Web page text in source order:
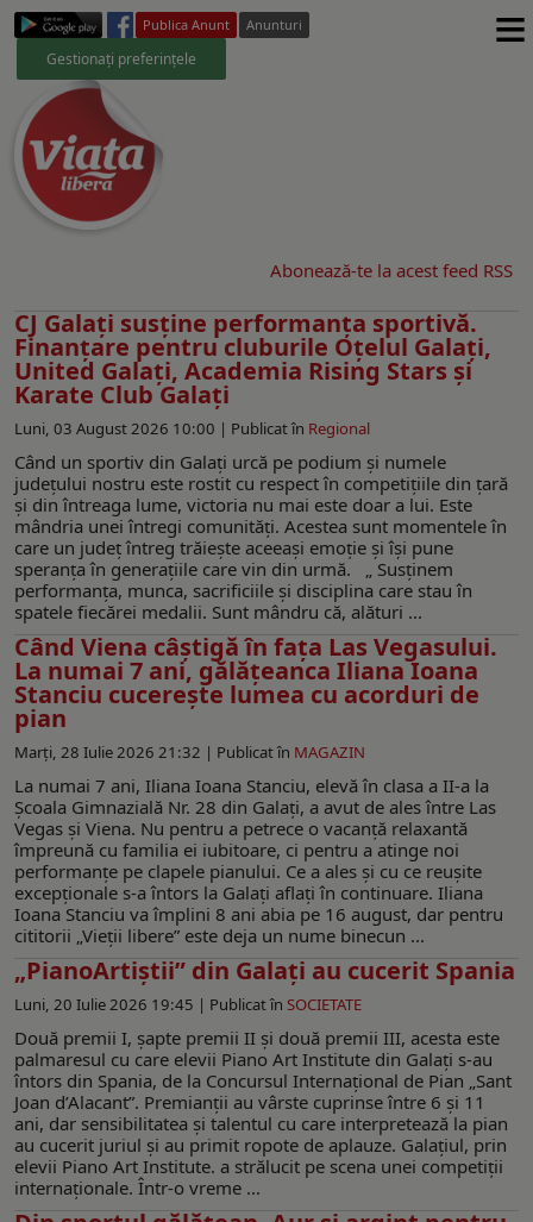
Publica Anunt Anunturi
Gestionați preferințele ≡
Abonează-te la acest feed RSS
CJ Galați susține performanța sportivă.
Finanțare pentru cluburile Oțelul Galați,
United Galați, Academia Rising Stars și
Karate Club Galați
Luni, 03 August 2026 10:00 | Publicat în Regional
Când un sportiv din Galați urcă pe podium și numele
județului nostru este rostit cu respect în competițiile din țară
și din întreaga lume, victoria nu mai este doar a lui. Este
mândria unei întregi comunități. Acestea sunt momentele în
care un județ întreg trăiește aceeași emoție și își pune
speranța în generațiile care vin din urmă. „ Susținem
performanța, munca, sacrificiile și disciplina care stau în
spatele fiecărei medalii. Sunt mândru că, alături ...
Când Viena câştigă în faţa Las Vegasului.
La numai 7 ani, gălăţeanca Iliana Ioana
Stanciu cucereşte lumea cu acorduri de
pian
Marți, 28 Iulie 2026 21:32 | Publicat în MAGAZIN
La numai 7 ani, Iliana Ioana Stanciu, elevă în clasa a II-a la
Școala Gimnazială Nr. 28 din Galați, a avut de ales între Las
Vegas şi Viena. Nu pentru a petrece o vacanţă relaxantă
împreună cu familia ei iubitoare, ci pentru a atinge noi
performanţe pe clapele pianului. Ce a ales şi cu ce reuşite
excepţionale s-a întors la Galaţi aflaţi în continuare. Iliana
Ioana Stanciu va împlini 8 ani abia pe 16 august, dar pentru
cititorii „Vieţii libere” este deja un nume binecun ...
„PianoArtiștii” din Galaţi au cucerit Spania
Luni, 20 Iulie 2026 19:45 | Publicat în SOCIETATE
Două premii I, şapte premii II şi două premii III, acesta este
palmaresul cu care elevii Piano Art Institute din Galaţi s-au
întors din Spania, de la Concursul Internaţional de Pian „Sant
Joan d’Alacant”. Premianţii au vârste cuprinse între 6 şi 11
ani, dar sensibilitatea şi talentul cu care interpretează la pian
au cucerit juriul şi au primit ropote de aplauze. Galaţiul, prin
elevii Piano Art Institute. a strălucit pe scena unei competiţii
internaţionale. Într-o vreme ...